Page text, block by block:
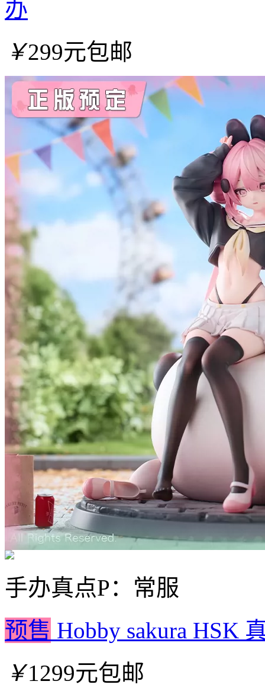
办
￥299元包邮
手办真点P：常服
预售 Hobby sakura HSK
￥1299元包邮